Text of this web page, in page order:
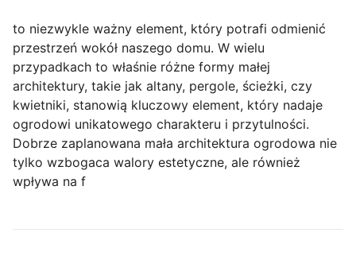
to niezwykle ważny element, który potrafi odmienić
przestrzeń wokół naszego domu. W wielu
przypadkach to właśnie różne formy małej
architektury, takie jak altany, pergole, ścieżki, czy
kwietniki, stanowią kluczowy element, który nadaje
ogrodowi unikatowego charakteru i przytulności.
Dobrze zaplanowana mała architektura ogrodowa nie
tylko wzbogaca walory estetyczne, ale również
wpływa na f